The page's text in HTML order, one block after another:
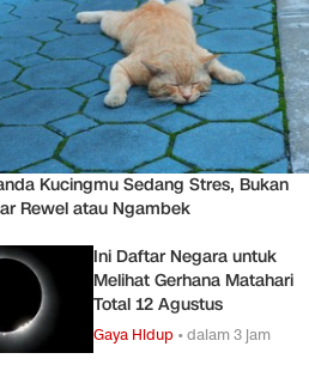
Kucingmu Sedang Stres, Bukan
Rewel atau Ngambek
Ini Daftar Negara untuk
Melihat Gerhana Matahari
Total 12 Agustus
Gaya Hidup •dalam 3 jam